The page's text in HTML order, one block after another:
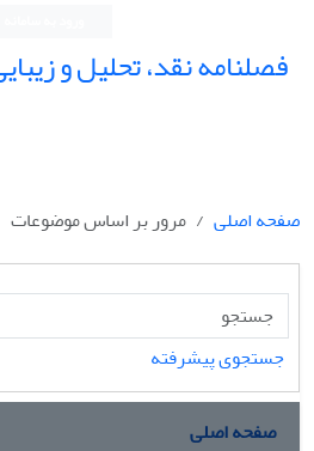
فصلنامه نقد، تحلیل و
صفحه اصلی مرور بر اساس موضوعات
جستجوی پیشرفته
صفحه اصلی